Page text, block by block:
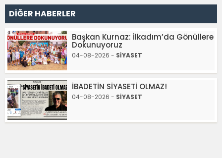
DİĞER HABERLER
Başkan Kurnaz: İlkadım’da Gönüllere
Dokunuyoruz
04-08-2026 - SİYASET
İBADETİN SİYASETİ OLMAZ!
04-08-2026 - SİYASET